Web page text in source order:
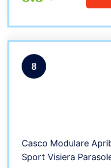
8
Casco Modulare
Sport Visiera